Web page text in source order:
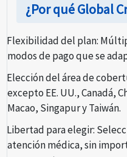
¿Por qué Global
Flexibilidad del plan:
modos de pago que se
Elección del área de
excepto EE. UU., Canadá,
Macao, Singapur y Taiwán.
Libertad para elegir:
atención médica, sin